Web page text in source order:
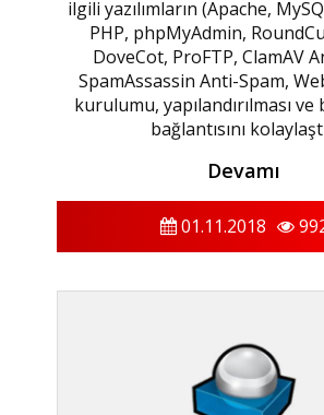
ilgili yazılımların (Apache,
PHP, phpMyAdmin,
DoveCot, ProFTP, ClamAV
SpamAssassin Anti-Spam,
kurulumu, yapılandırılması
bağlantısını
Devamı
01.11.2018